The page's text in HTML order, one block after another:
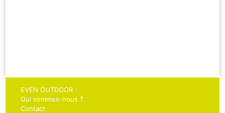
EVEN OUTDOOR
Qui sommes-nous ?
Contact